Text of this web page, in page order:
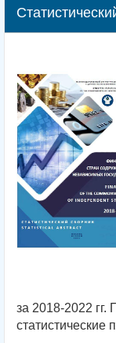
за 2018-2022
статистические